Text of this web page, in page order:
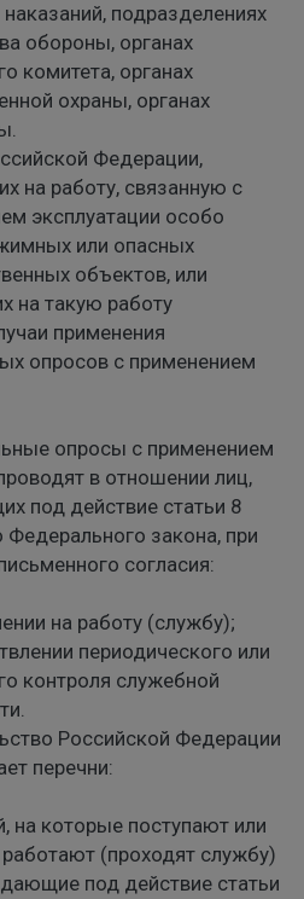
подразделениях
обороны, органах
комитета, органах
охраны, органах
Федерации,
на работу, связанную с
эксплуатации особо
или опасных
объектов, или
на такую работу
применения
опросов с применением
опросы с применением
в отношении лиц,
под действие статьи 8
Федерального закона, при
согласия:
на работу (службу);
периодического или
контроля служебной
Российской Федерации
перечни:
на которые поступают или
(проходят службу)
под действие статьи